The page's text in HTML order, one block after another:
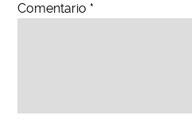
Comentario *